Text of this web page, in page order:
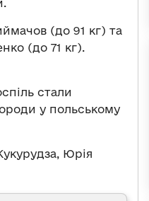
(до 91 кг) та
(до 71 кг).
стали
у польському
Юрія